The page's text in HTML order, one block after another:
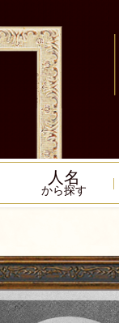
人名
から探す